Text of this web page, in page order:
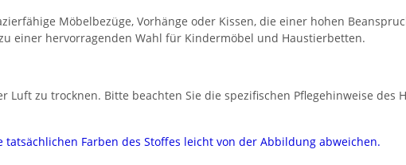
Möbelbezüge, Vorhänge oder Kissen, die einer hohen
einer hervorragenden Wahl für Kindermöbel und Haustierbetten.
zu trocknen. Bitte beachten Sie die spezifischen Pflegehinweise des
Farben des Stoffes leicht von der Abbildung abweichen.